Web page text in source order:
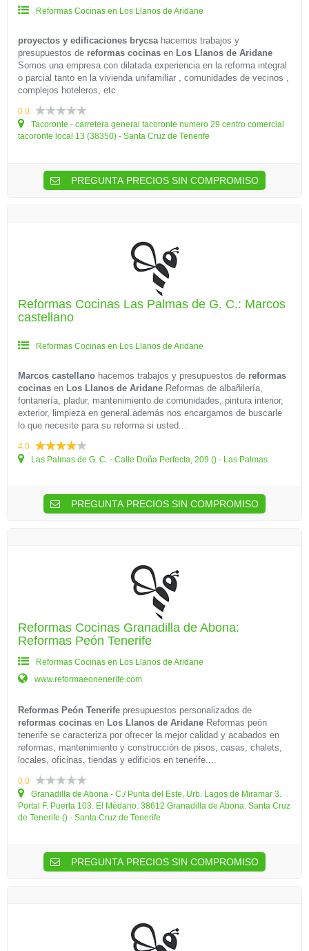
Reformas Cocinas en Los Llanos de Aridane
proyectos y edificaciones brycsahacemos trabajos y
presupuestos de reformas cocinas en Los Llanos de Aridane
Somos una empresa con dilatada experiencia en la reforma integral
o parcial tanto en la vivienda unifamiliar , comunidades de vecinos ,
complejos hoteleros, etc.
0.0
Tacoronte - carretera general tacoronte numero 29 centro comercial
tacoronte local 13 (38350) - Santa Cruz de Tenerife
PREGUNTA PRECIOS SIN COMPROMISO
Reformas Cocinas Las Palmas de G. C.: Marcos
castellano
Reformas Cocinas en Los Llanos de Aridane
Marcos castellano hacemos trabajos y presupuestos de reformas
cocinas en Los Llanos de Aridane Reformas de albañilería,
fontanería, pladur, mantenimiento de comunidades, pintura interior,
exterior, limpieza en general.además nos encargamos de buscarle
lo que necesite para su reforma si usted...
4.0
Las Palmas de G. C. - Calle Doña Perfecta, 209 () - Las Palmas
PREGUNTA PRECIOS SIN COMPROMISO
Reformas Cocinas Granadilla de Abona:
Reformas Peón Tenerife
Reformas Cocinas en Los Llanos de Aridane
www.reformaeonenerife.com
Reformas Peón Tenerife presupuestos personalizados de
reformas cocinas en Los Llanos de Aridane Reformas peón
tenerife se caracteriza por ofrecer la mejor calidad y acabados en
reformas, mantenimiento y construcción de pisos, casas, chalets,
locales, oficinas, tiendas y edificios en tenerife....
0.0
Granadilla de Abona - C./ Punta del Este, Urb. Lagos de Miramar 3.
Portal F. Puerta 103. El Médano. 38612 Granadilla de Abona. Santa Cruz
de Tenerife () - Santa Cruz de Tenerife
PREGUNTA PRECIOS SIN COMPROMISO